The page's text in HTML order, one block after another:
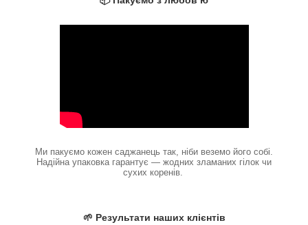
Ми пакуємо кожен саджанець так, ніби веземо його собі.
Надійна упаковка гарантує — жодних зламаних гілок чи
сухих коренів.
🌱 Результати наших клієнтів